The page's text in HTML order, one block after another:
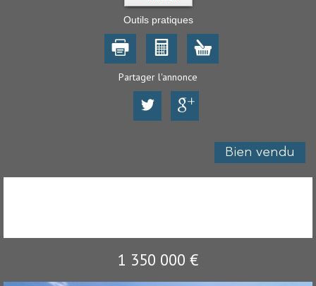
Outils pratiques
Partager l'annonce
Bien vendu
1 350 000 €